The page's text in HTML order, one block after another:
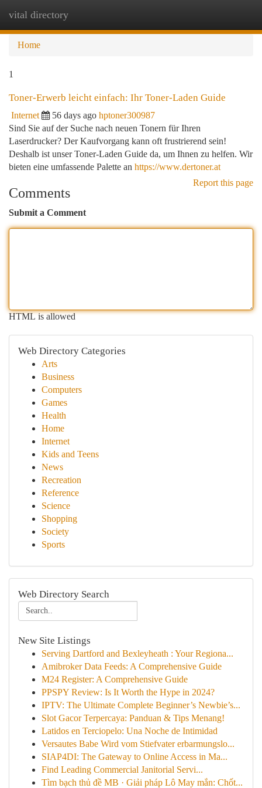
vital directory
Home
1
Toner-Erwerb leicht einfach: Ihr Toner-Laden Guide
Internet 56 days ago hptoner300987
Sind Sie auf der Suche nach neuen Tonern für Ihren
Laserdrucker? Der Kaufvorgang kann oft frustrierend sein!
Deshalb ist unser Toner-Laden Guide da, um Ihnen zu helfen. Wir
bieten eine umfassende Palette an https://www.dertoner.at
Report this page
Comments
Submit a Comment
HTML is allowed
Web Directory Categories
Arts
Business
Computers
Games
Health
Home
Internet
Kids and Teens
News
Recreation
Reference
Science
Shopping
Society
Sports
Web Directory Search
New Site Listings
Serving Dartford and Bexleyheath : Your Regiona...
Amibroker Data Feeds: A Comprehensive Guide
M24 Register: A Comprehensive Guide
PPSPY Review: Is It Worth the Hype in 2024?
IPTV: The Ultimate Complete Beginner’s Newbie’s...
Slot Gacor Terpercaya: Panduan & Tips Menang!
Latidos en Terciopelo: Una Noche de Intimidad
Versautes Babe Wird vom Stiefvater erbarmungslo...
SIAP4DI: The Gateway to Online Access in Ma...
Find Leading Commercial Janitorial Servi...
Tìm bạch thủ đề MB · Giải pháp Lô May mắn: Chốt...